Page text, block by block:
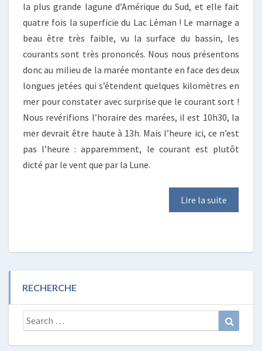
la plus grande lagune d’Amérique du Sud, et elle fait
quatre fois la superficie du Lac Léman ! Le marnage a
beau être très faible, vu la surface du bassin, les
courants sont très prononcés. Nous nous présentons
donc au milieu de la marée montante en face des deux
longues jetées qui s’étendent quelques kilomètres en
mer pour constater avec surprise que le courant sort !
Nous revérifions l’horaire des marées, il est 10h30, la
mer devrait être haute à 13h. Mais l’heure ici, ce n’est
pas l’heure : apparemment, le courant est plutôt
dicté par le vent que par la Lune.
Lire la suite
RECHERCHE
Search
for: